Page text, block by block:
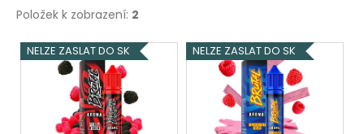
Položek k zobrazení: 2
V
ý
NELZE ZASLAT DO SK NELZE ZASLAT DO SK